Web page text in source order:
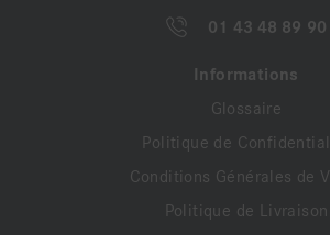
01 43 48 89 90
Informations
Glossaire
Politique de
Conditions Générales de
Politique de Livraison